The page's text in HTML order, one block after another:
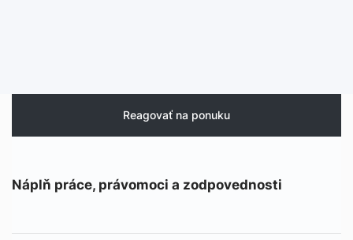
Reagovať na ponuku
Náplň práce, právomoci a zodpovednosti